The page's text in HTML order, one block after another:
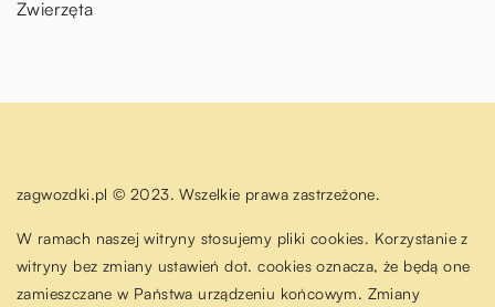
Zwierzęta
zagwozdki.pl © 2023. Wszelkie prawa zastrzeżone.
W ramach naszej witryny stosujemy pliki cookies. Korzystanie z
witryny bez zmiany ustawień dot. cookies oznacza, że będą one
zamieszczane w Państwa urządzeniu końcowym. Zmiany